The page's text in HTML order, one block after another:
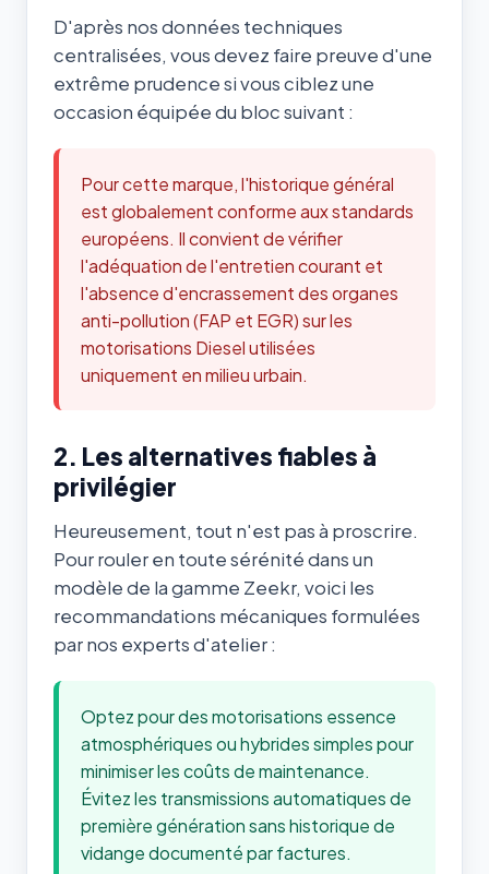
D'après nos données techniques
centralisées, vous devez faire preuve d'une
extrême prudence si vous ciblez une
occasion équipée du bloc suivant :
Pour cette marque, l'historique général
est globalement conforme aux standards
européens. Il convient de vérifier
l'adéquation de l'entretien courant et
l'absence d'encrassement des organes
anti-pollution (FAP et EGR) sur les
motorisations Diesel utilisées
uniquement en milieu urbain.
2. Les alternatives fiables à
privilégier
Heureusement, tout n'est pas à proscrire.
Pour rouler en toute sérénité dans un
modèle de la gamme Zeekr, voici les
recommandations mécaniques formulées
par nos experts d'atelier :
Optez pour des motorisations essence
atmosphériques ou hybrides simples pour
minimiser les coûts de maintenance.
Évitez les transmissions automatiques de
première génération sans historique de
vidange documenté par factures.